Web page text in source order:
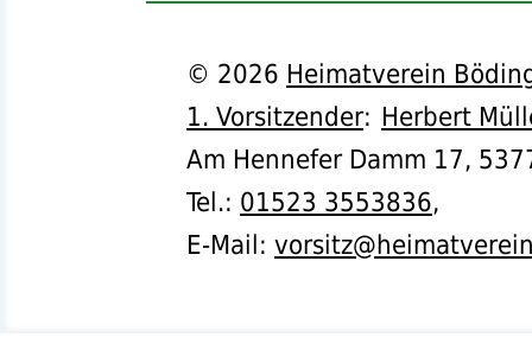
© 2026 Heimatverein
1. Vorsitzender: Herbert
Am Hennefer Damm 17,
Tel.: 01523 3553836,
E-Mail: